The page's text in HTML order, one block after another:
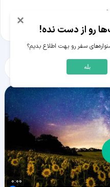
شهرگردی
0:00
×
رو از دست نده!
سفر رو بهت اطلاع بدیم؟
بله